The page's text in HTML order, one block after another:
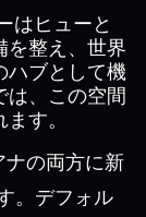
はヒューと
を整え、世界
ハブとして機
は、この空間
す。
ナの両方に新
。デフォル